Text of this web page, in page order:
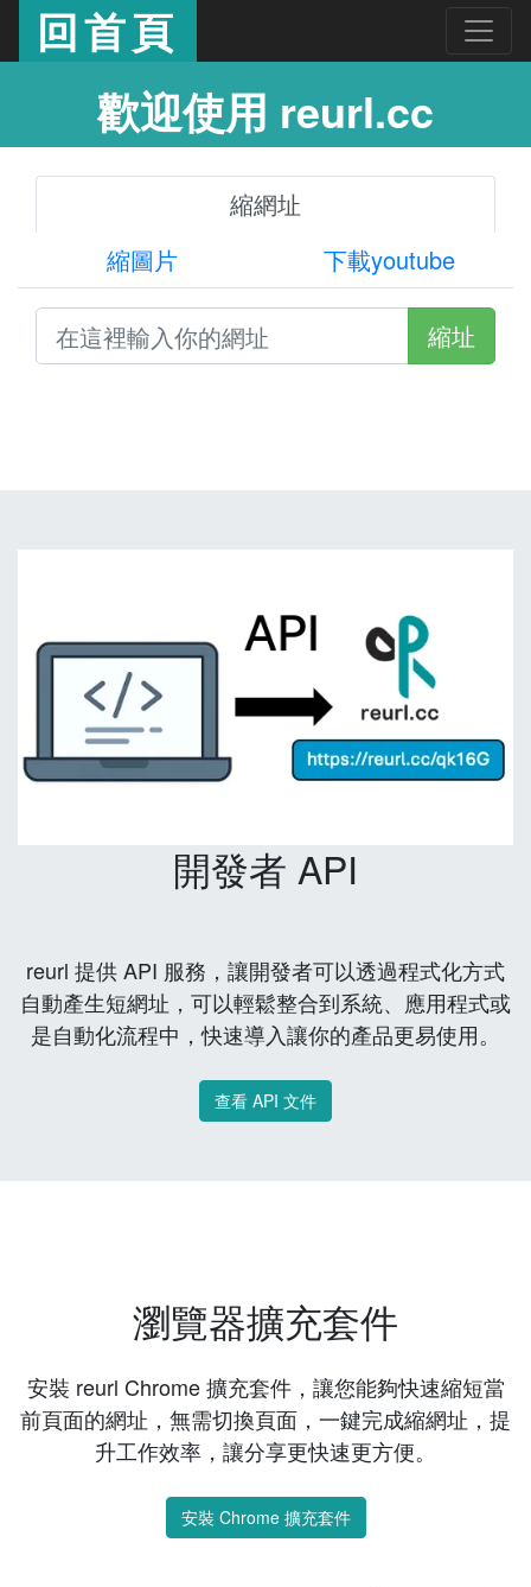
回首頁
歡迎使用 reurl.cc
縮網址
縮圖片
下載youtube
縮址
開發者 API
reurl 提供 API 服務，讓開發者可以透過程式化方式
自動產生短網址，可以輕鬆整合到系統、應用程式或
是自動化流程中，快速導入讓你的產品更易使用。
查看 API 文件
瀏覽器擴充套件
安裝 reurl Chrome 擴充套件，讓您能夠快速縮短當
前頁面的網址，無需切換頁面，一鍵完成縮網址，提
升工作效率，讓分享更快速更方便。
安裝 Chrome 擴充套件